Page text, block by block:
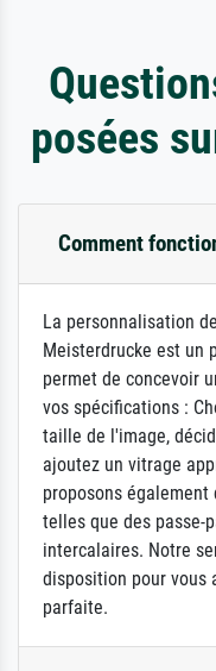
posées
Comment
La personnalisation
Meisterdrucke est un
permet de concevoir
vos spécifications :
taille de l'image,
ajoutez un vitrage
proposons
telles que des passe-
intercalaires. Notre
disposition pour vous
parfaite.